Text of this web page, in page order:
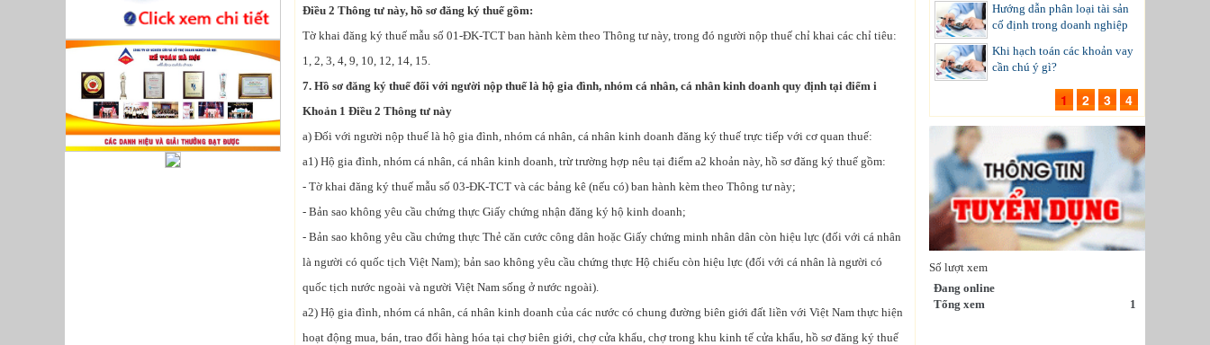
Điều 2 Thông tư này, hồ sơ đăng ký thuế gồm:
Tờ khai đăng ký thuế mẫu số 01-ĐK-TCT ban hành kèm theo Thông tư này, trong đó người nộp thuế chỉ khai các chỉ tiêu:
1, 2, 3, 4, 9, 10, 12, 14, 15.
7. Hồ sơ đăng ký thuế đối với người nộp thuế là hộ gia đình, nhóm cá nhân, cá nhân kinh doanh quy định tại điểm i
Khoản 1 Điều 2 Thông tư này
a) Đối với người nộp thuế là hộ gia đình, nhóm cá nhân, cá nhân kinh doanh đăng ký thuế trực tiếp với cơ quan thuế:
a1) Hộ gia đình, nhóm cá nhân, cá nhân kinh doanh, trừ trường hợp nêu tại điểm a2 khoản này, hồ sơ đăng ký thuế gồm:
- Tờ khai đăng ký thuế mẫu số 03-ĐK-TCT và các bảng kê (nếu có) ban hành kèm theo Thông tư này;
- Bản sao không yêu cầu chứng thực Giấy chứng nhận đăng ký hộ kinh doanh;
- Bản sao không yêu cầu chứng thực Thẻ căn cước công dân hoặc Giấy chứng minh nhân dân còn hiệu lực (đối với cá nhân
là người có quốc tịch Việt Nam); bản sao không yêu cầu chứng thực Hộ chiếu còn hiệu lực (đối với cá nhân là người có
quốc tịch nước ngoài và người Việt Nam sống ở nước ngoài).
a2) Hộ gia đình, nhóm cá nhân, cá nhân kinh doanh của các nước có chung đường biên giới đất liền với Việt Nam thực hiện
hoạt động mua, bán, trao đổi hàng hóa tại chợ biên giới, chợ cửa khẩu, chợ trong khu kinh tế cửa khẩu, hồ sơ đăng ký thuế
Hướng dẫn phân loại tài sản
cố định trong doanh nghiệp
Khi hạch toán các khoản vay
cần chú ý gì?
1 2 3 4
Số lượt xem
Đang online
Tổng xem
1